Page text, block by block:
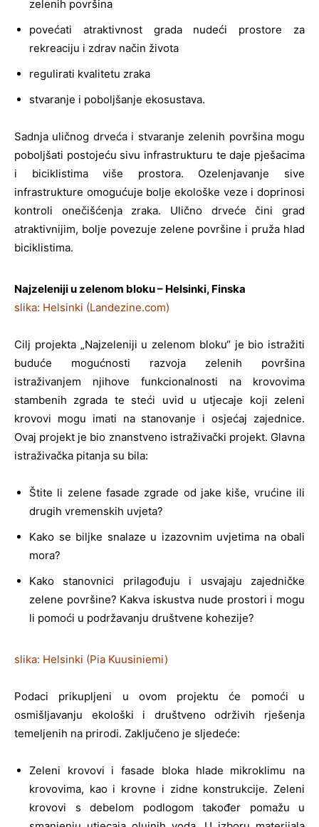
zelenih površina
povećati atraktivnost grada nudeći prostore za
rekreaciju i zdrav način života
regulirati kvalitetu zraka
stvaranje i poboljšanje ekosustava.
Sadnja uličnog drveća i stvaranje zelenih površina mogu
poboljšati postojeću sivu infrastrukturu te daje pješacima
i biciklistima više prostora. Ozelenjavanje sive
infrastrukture omogućuje bolje ekološke veze i doprinosi
kontroli onečišćenja zraka. Ulično drveće čini grad
atraktivnijim, bolje povezuje zelene površine i pruža hlad
biciklistima.
Najzeleniji u zelenom bloku – Helsinki, Finska
slika: Helsinki (Landezine.com)
Cilj projekta „Najzeleniji u zelenom bloku“ je bio istražiti
buduće mogućnosti razvoja zelenih površina
istraživanjem njihove funkcionalnosti na krovovima
stambenih zgrada te steći uvid u utjecaje koji zeleni
krovovi mogu imati na stanovanje i osjećaj zajednice.
Ovaj projekt je bio znanstveno istraživački projekt. Glavna
istraživačka pitanja su bila:
Štite li zelene fasade zgrade od jake kiše, vrućine ili
drugih vremenskih uvjeta?
Kako se biljke snalaze u izazovnim uvjetima na obali
mora?
Kako stanovnici prilagođuju i usvajaju zajedničke
zelene površine? Kakva iskustva nude prostori i mogu
li pomoći u podržavanju društvene kohezije?
slika: Helsinki (Pia Kuusiniemi)
Podaci prikupljeni u ovom projektu će pomoći u
osmišljavanju ekološki i društveno održivih rješenja
temeljenih na prirodi. Zaključeno je sljedeće:
Zeleni krovovi i fasade bloka hlade mikroklimu na
krovovima, kao i krovne i zidne konstrukcije. Zeleni
krovovi s debelom podlogom također pomažu u